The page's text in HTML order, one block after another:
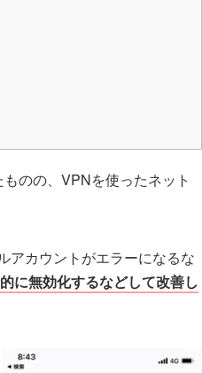
のの、VPNを使ったネット
アカウントがエラーになるな
に無効化するなどして改善し